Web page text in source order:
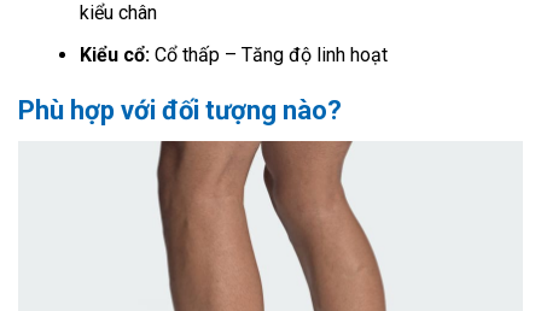
kiểu chân
Kiểu cổ:Cổ thấp – Tăng độ linh hoạt
Phù hợp với đối tượng nào?